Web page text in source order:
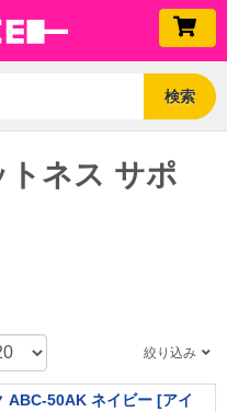
検索
トネス サポ
絞り込み
ABC-50AK ネイビー [アイ